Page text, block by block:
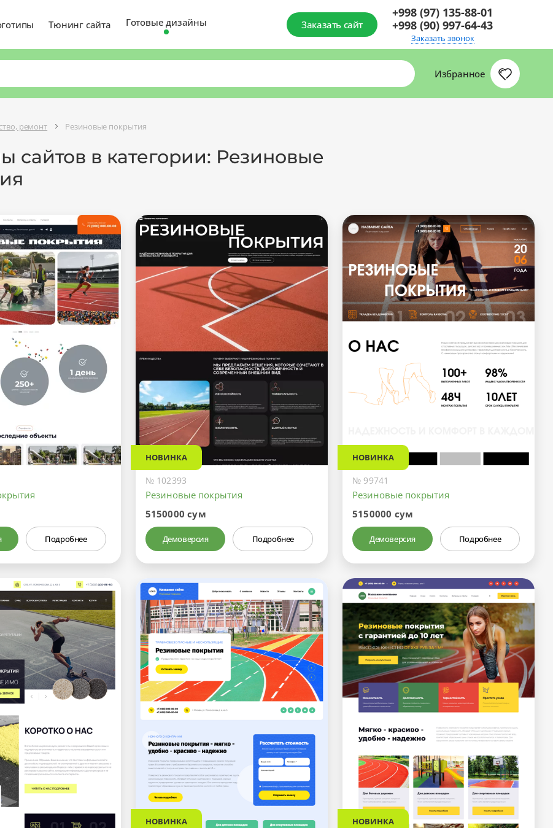
Тюнинг сайта Готовые дизайны Заказать сайт
+998 (97) 135-88-01
+998 (90) 997-64-43
Заказать звонок
Избранное
ремонт Резиновые покрытия
сайтов в категории: Резиновые
Подробнее
НОВИНКА
№ 102393
Резиновые покрытия
5150000 сум
Демоверсия Подробнее
НОВИНКА
№ 99741
Резиновые покрытия
5150000 сум
Демоверсия Подробнее
НОВИНКА НОВИНКА